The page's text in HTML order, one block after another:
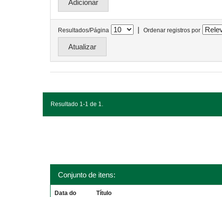
Resultados/Página | Ordenar registros por
Resultado 1-1 de 1.
Conjunto de itens:
Data do Título